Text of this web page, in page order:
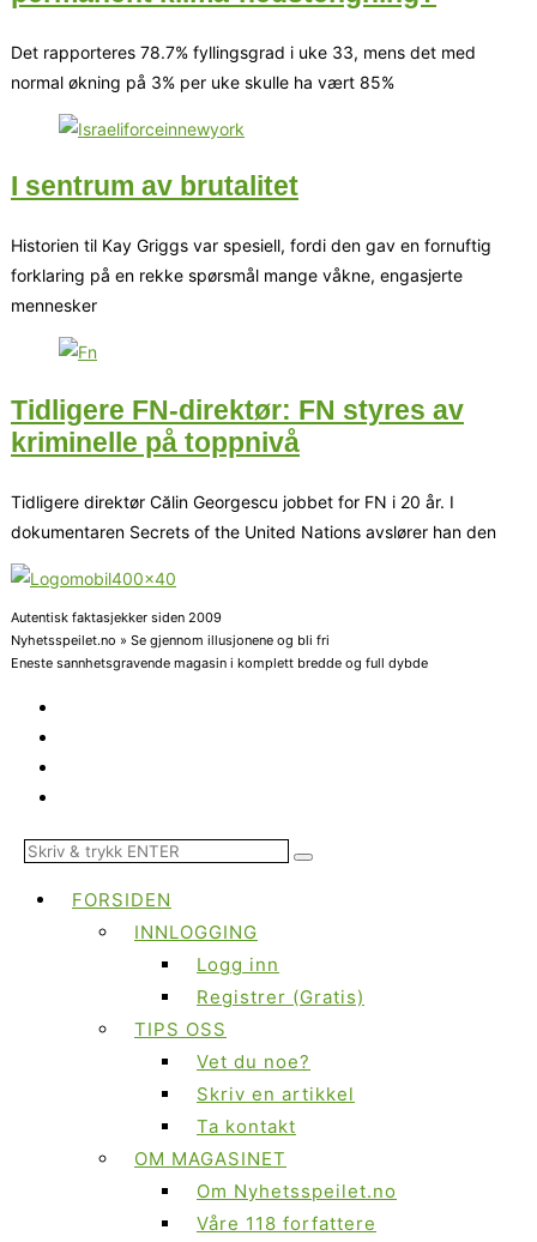
Det rapporteres 78.7% fyllingsgrad i uke 33, mens det med
normal økning på 3% per uke skulle ha vært 85%
I sentrum av brutalitet
Historien til Kay Griggs var spesiell, fordi den gav en fornuftig
forklaring på en rekke spørsmål mange våkne, engasjerte
mennesker
Tidligere FN-direktør: FN styres av
kriminelle på toppnivå
Tidligere direktør Călin Georgescu jobbet for FN i 20 år. I
dokumentaren Secrets of the United Nations avslører han den
Autentisk faktasjekker siden 2009
Nyhetsspeilet.no » Se gjennom illusjonene og bli fri
Eneste sannhetsgravende magasin i komplett bredde og full dybde
FORSIDEN
INNLOGGING
Logg inn
Registrer (Gratis)
TIPS OSS
Vet du noe?
Skriv en artikkel
Ta kontakt
OM MAGASINET
Om Nyhetsspeilet.no
Våre 118 forfattere